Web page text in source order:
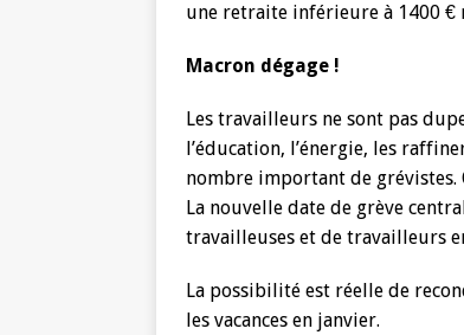
une retraite inférieure à 1400 €
Macron dégage !
Les travailleurs ne sont pas
l’éducation, l’énergie, les
nombre important de grévistes.
La nouvelle date de grève
travailleuses et de travailleurs
La possibilité est réelle de
les vacances en janvier.